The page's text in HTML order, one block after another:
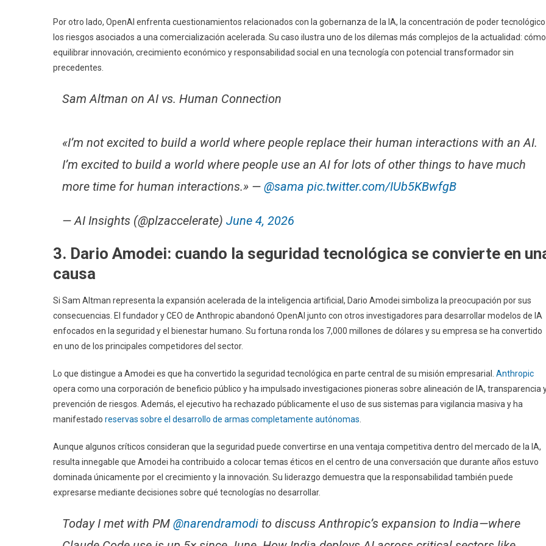
Por otro lado, OpenAI enfrenta cuestionamientos relacionados con la gobernanza de la IA, la concentración de poder
los riesgos asociados a una comercialización acelerada. Su caso ilustra uno de los dilemas más complejos de la actualidad: cómo
equilibrar innovación, crecimiento económico y responsabilidad social en una tecnología con potencial transformador sin
precedentes.
Sam Altman on AI vs. Human Connection⁣
«I’m not excited to build a world where people replace their human interactions with an AI.
I’m excited to build a world where people use an AI for lots of other things to have much
more time for human interactions.» — @sama pic.twitter.com/IUb5KBwfgB
— AI Insights (@plzaccelerate) June 4, 2026
3. Dario Amodei: cuando la seguridad tecnológica se convierte en
causa
Si Sam Altman representa la expansión acelerada de la inteligencia artificial, Dario Amodei simboliza la preocupación por sus
consecuencias. El fundador y CEO de Anthropic abandonó OpenAI junto con otros investigadores para desarrollar modelos de IA
enfocados en la seguridad y el bienestar humano. Su fortuna ronda los 7,000 millones de dólares y su empresa se ha convertido
en uno de los principales competidores del sector.
Lo que distingue a Amodei es que ha convertido la seguridad tecnológica en parte central de su misión empresarial. Anthropic
opera como una corporación de beneficio público y ha impulsado investigaciones pioneras sobre alineación de IA, transparencia
prevención de riesgos. Además, el ejecutivo ha rechazado públicamente el uso de sus sistemas para vigilancia masiva y ha
manifestado reservas sobre el desarrollo de armas completamente autónomas.
Aunque algunos críticos consideran que la seguridad puede convertirse en una ventaja competitiva dentro del mercado de la IA,
resulta innegable que Amodei ha contribuido a colocar temas éticos en el centro de una conversación que durante años estuvo
dominada únicamente por el crecimiento y la innovación. Su liderazgo demuestra que la responsabilidad también puede
expresarse mediante decisiones sobre qué tecnologías no desarrollar.
Today I met with PM @narendramodi to discuss Anthropic’s expansion to India—where